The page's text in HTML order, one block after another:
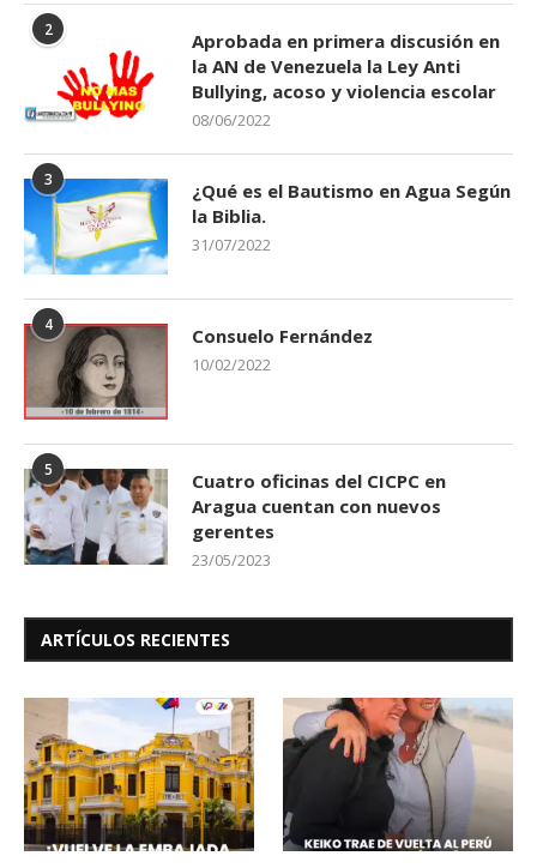
2
Aprobada en primera discusión en
la AN de Venezuela la Ley Anti
Bullying, acoso y violencia escolar
08/06/2022
3
¿Qué es el Bautismo en Agua Según
la Biblia.
31/07/2022
4 Consuelo Fernández
10/02/2022
5
Cuatro oficinas del CICPC en
Aragua cuentan con nuevos
gerentes
23/05/2023
ARTÍCULOS RECIENTES